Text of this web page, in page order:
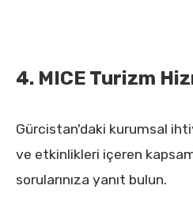
4. MICE Turizm
Gürcistan'daki kurumsal
ve etkinlikleri içeren
sorularınıza yanıt bulun.